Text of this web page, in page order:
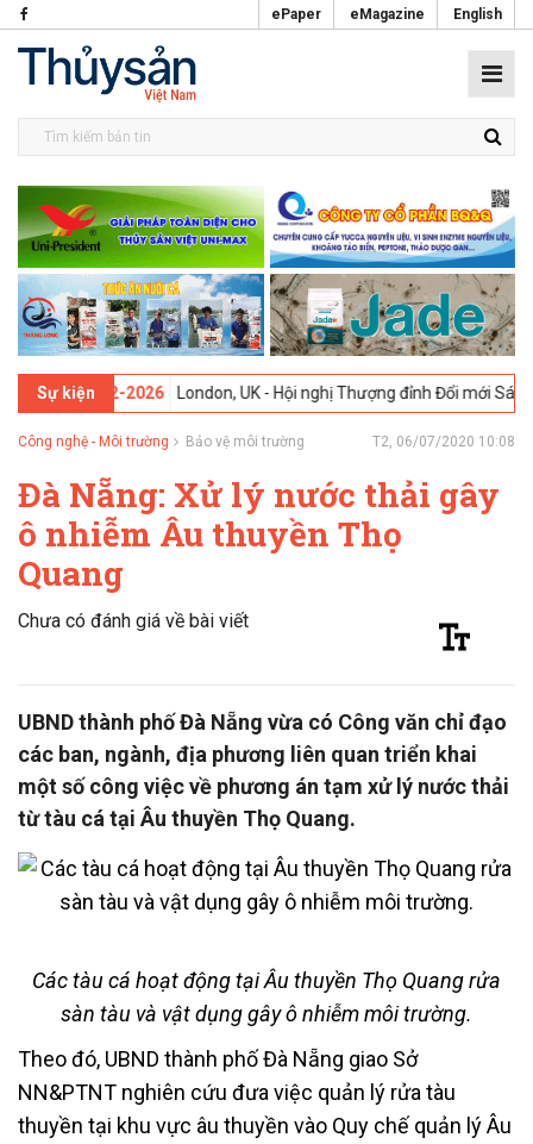
ePaper eMagazine English
Sự kiện
09-02-2026 London, UK - Hội nghị Thượng đỉnh Đổi mới Sáng tạo
Công nghệ - Môi trường Bảo vệ môi trường T2, 06/07/2020 10:08
Đà Nẵng: Xử lý nước thải gây
ô nhiễm Âu thuyền Thọ
Quang
Chưa có đánh giá về bài viết
UBND thành phố Đà Nẵng vừa có Công văn chỉ đạo
các ban, ngành, địa phương liên quan triển khai
một số công việc về phương án tạm xử lý nước thải
từ tàu cá tại Âu thuyền Thọ Quang.
Các tàu cá hoạt động tại Âu thuyền Thọ Quang rửa
sàn tàu và vật dụng gây ô nhiễm môi trường.
Theo đó, UBND thành phố Đà Nẵng giao Sở
NN&PTNT nghiên cứu đưa việc quản lý rửa tàu
thuyền tại khu vực âu thuyền vào Quy chế quản lý Âu